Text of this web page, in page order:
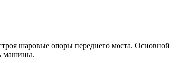
шаровые опоры переднего моста. Основной
машины.